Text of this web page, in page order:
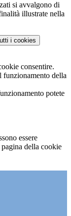
si avvalgono di
illustrate nella
i cookies
consentire.
funzionamento della
potete
essere
della cookie